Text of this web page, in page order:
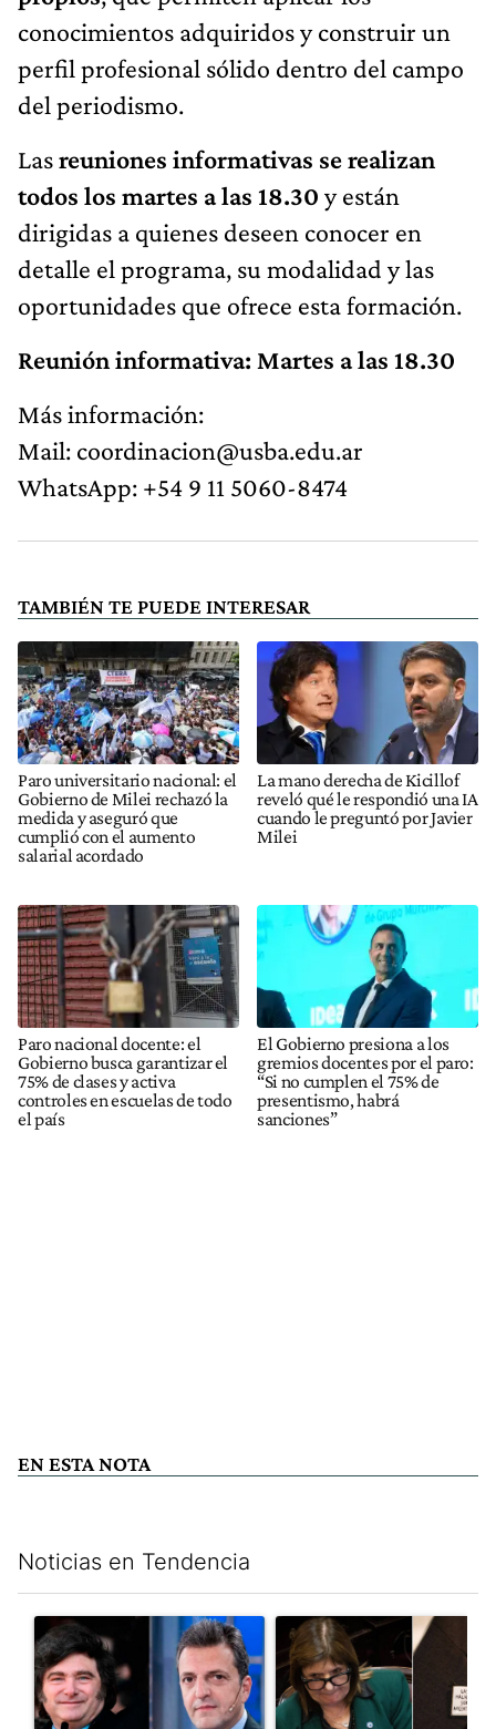
conocimientos adquiridos y construir un
perfil profesional sólido dentro del campo
del periodismo.
Lasreuniones informativas se realizan
todos los martes a las 18.30 y están
dirigidas a quienes deseen conocer en
detalle el programa, su modalidad y las
oportunidades que ofrece esta formación.
Reunión informativa: Martes a las 18.30
Más información:
Mail: coordinacion@usba.edu.ar
WhatsApp: +54 9 11 5060-8474
TAMBIÉN TE PUEDE INTERESAR
Paro universitario nacional: el
Gobierno de Milei rechazó la
medida y aseguró que
cumplió con el aumento
salarial acordado
La mano derecha de Kicillof
reveló qué le respondió una IA
cuando le preguntó por Javier
Milei
Paro nacional docente: el
Gobierno busca garantizar el
75% de clases y activa
controles en escuelas de todo
el país
El Gobierno presiona a los
gremios docentes por el paro:
“Si no cumplen el 75% de
presentismo, habrá
sanciones”
EN ESTA NOTA
Noticias en Tendencia
Un artículo de tendencia con el título "Los gobernadores
Un artículo de tendencia con